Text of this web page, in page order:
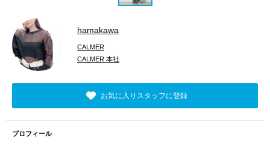
hamakawa
CALMER
CALMER 本社
お気に入りスタッフに登録
プロフィール